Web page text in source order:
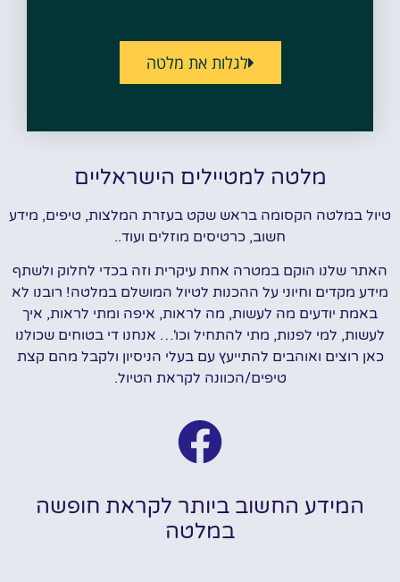
לגלות את מלטה
מלטה למטיילים הישראליים
טיול במלטה הקסומה בראש שקט בעזרת המלצות, טיפים, מידע
חשוב, כרטיסים מוזלים ועוד..
האתר שלנו הוקם במטרה אחת עיקרית וזה בכדי לחלוק ולשתף
מידע מקדים וחיוני על ההכנות לטיול המושלם במלטה! רובנו לא
באמת יודעים מה לעשות, מה לראות, איפה ומתי לראות, איך
לעשות, למי לפנות, מתי להתחיל וכו'… אנחנו די בטוחים שכולנו
כאן רוצים ואוהבים להתייעץ עם בעלי הניסיון ולקבל מהם קצת
טיפים/הכוונה לקראת הטיול.
המידע החשוב ביותר לקראת חופשה
במלטה